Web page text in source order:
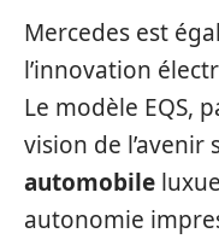
Mercedes est
l’innovation
Le modèle EQS,
vision de l’avenir
automobile
autonomie